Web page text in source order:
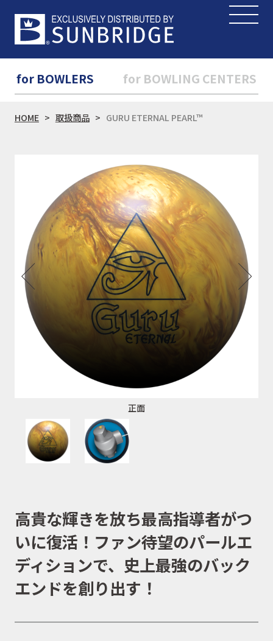
for BOWLERS for BOWLING CENTERS
HOME 取扱商品 GURU ETERNAL PEARL™
正面
高貴な輝きを放ち最高指導者がつ
いに復活！ファン待望のパールエ
ディションで、史上最強のバック
エンドを創り出す！